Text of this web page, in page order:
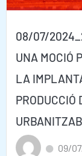
08/07/
UNA MOCIÓ
LA
PRODUCCIÓ
09/